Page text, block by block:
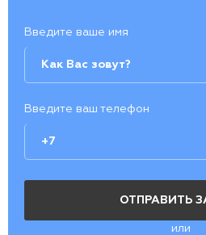
Введите ваше имя
Введите ваш телефон
или